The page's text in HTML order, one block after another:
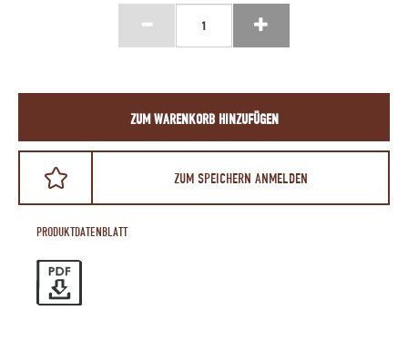
ZUM WARENKORB HINZUFÜGEN
ZUM SPEICHERN ANMELDEN
PRODUKTDATENBLATT